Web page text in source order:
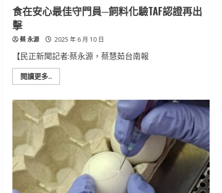
生
研
究
食在安心最佳守門員─飼料化驗TAF認證再出
擊
蔡 永源 2025 年 6 月 10 日
【民正新聞記者:蔡永源，蔡慧茹台南報
閱讀更多..
more
安
心
最
員
─
料
化
驗